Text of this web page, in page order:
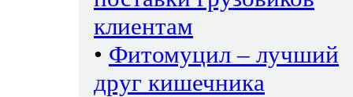
клиентам
• Фитомуцил – лучший
друг кишечника